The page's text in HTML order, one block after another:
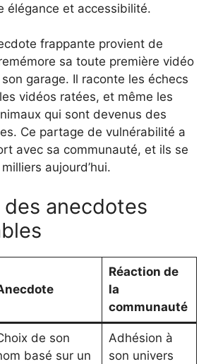
élégance et accessibilité.
frappante provient de
sa toute première vidéo
garage. Il raconte les échecs
vidéos ratées, et même les
qui sont devenus des
Ce partage de vulnérabilité a
avec sa communauté, et ils se
aujourd’hui.
des anecdotes
Réaction de
la
communauté
de son
basé sur un
Adhésion à
son univers